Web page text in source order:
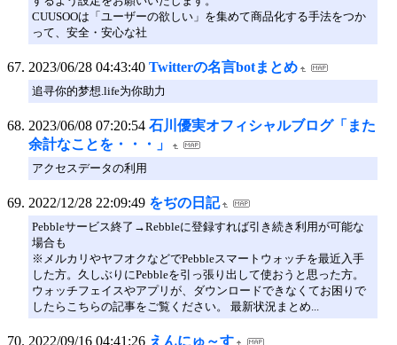
CUUSOOは「ユーザーの欲しい」を集めて商品化する手法をつか
って、安全・安心な社
2023/06/28 04:43:40 Twitterの名言botまとめ
追寻你的梦想.life为你助力
2023/06/08 07:20:54 石川優実オフィシャルブログ「また
余計なことを・・・」
アクセスデータの利用
2022/12/28 22:09:49 をぢの日記
Pebbleサービス終了→Rebbleに登録すれば引き続き利用が可能な
場合も
※メルカリやヤフオクなどでPebbleスマートウォッチを最近入手
した方。久しぶりにPebbleを引っ張り出して使おうと思った方。
ウォッチフェイスやアプリが、ダウンロードできなくてお困りで
したらこちらの記事をご覧ください。 最新状況まとめ...
2022/09/16 04:41:26 えんにゅ～す